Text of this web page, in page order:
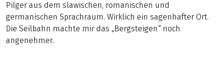
Pilger aus dem slawischen, romanischen und
germanischen Sprachraum. Wirklich ein sagenhafter Ort.
Die Seilbahn machte mir das „Bergsteigen“ noch
angenehmer.